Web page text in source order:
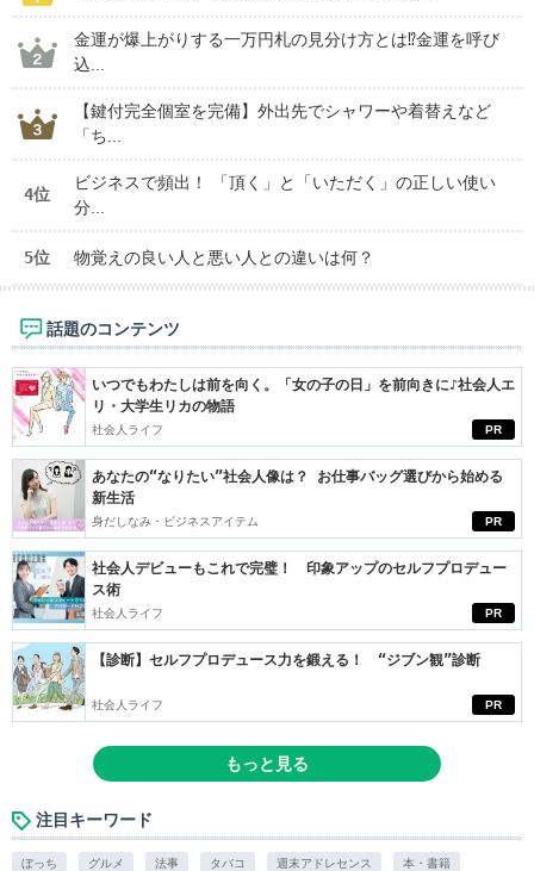
金運が爆上がりする一万円札の見分け方とは⁉金運を呼び
込...
【鍵付完全個室を完備】外出先でシャワーや着替えなど
「ち...
4位
ビジネスで頻出！ 「頂く」と「いただく」の正しい使い
分...
5位 物覚えの良い人と悪い人との違いは何？
話題のコンテンツ
PR
いつでもわたしは前を向く。「女の子の日」を前向きに♪社会人エ
リ・大学生リカの物語
社会人ライフ
PR
あなたの“なりたい”社会人像は？ お仕事バッグ選びから始める
新生活
身だしなみ・ビジネスアイテム
PR
社会人デビューもこれで完璧！ 印象アップのセルフプロデュー
ス術
社会人ライフ
PR
【診断】セルフプロデュース力を鍛える！ “ジブン観”診断
社会人ライフ
もっと見る
注目キーワード
ぼっち グルメ 法事 タバコ 週末アドレセンス 本・書籍